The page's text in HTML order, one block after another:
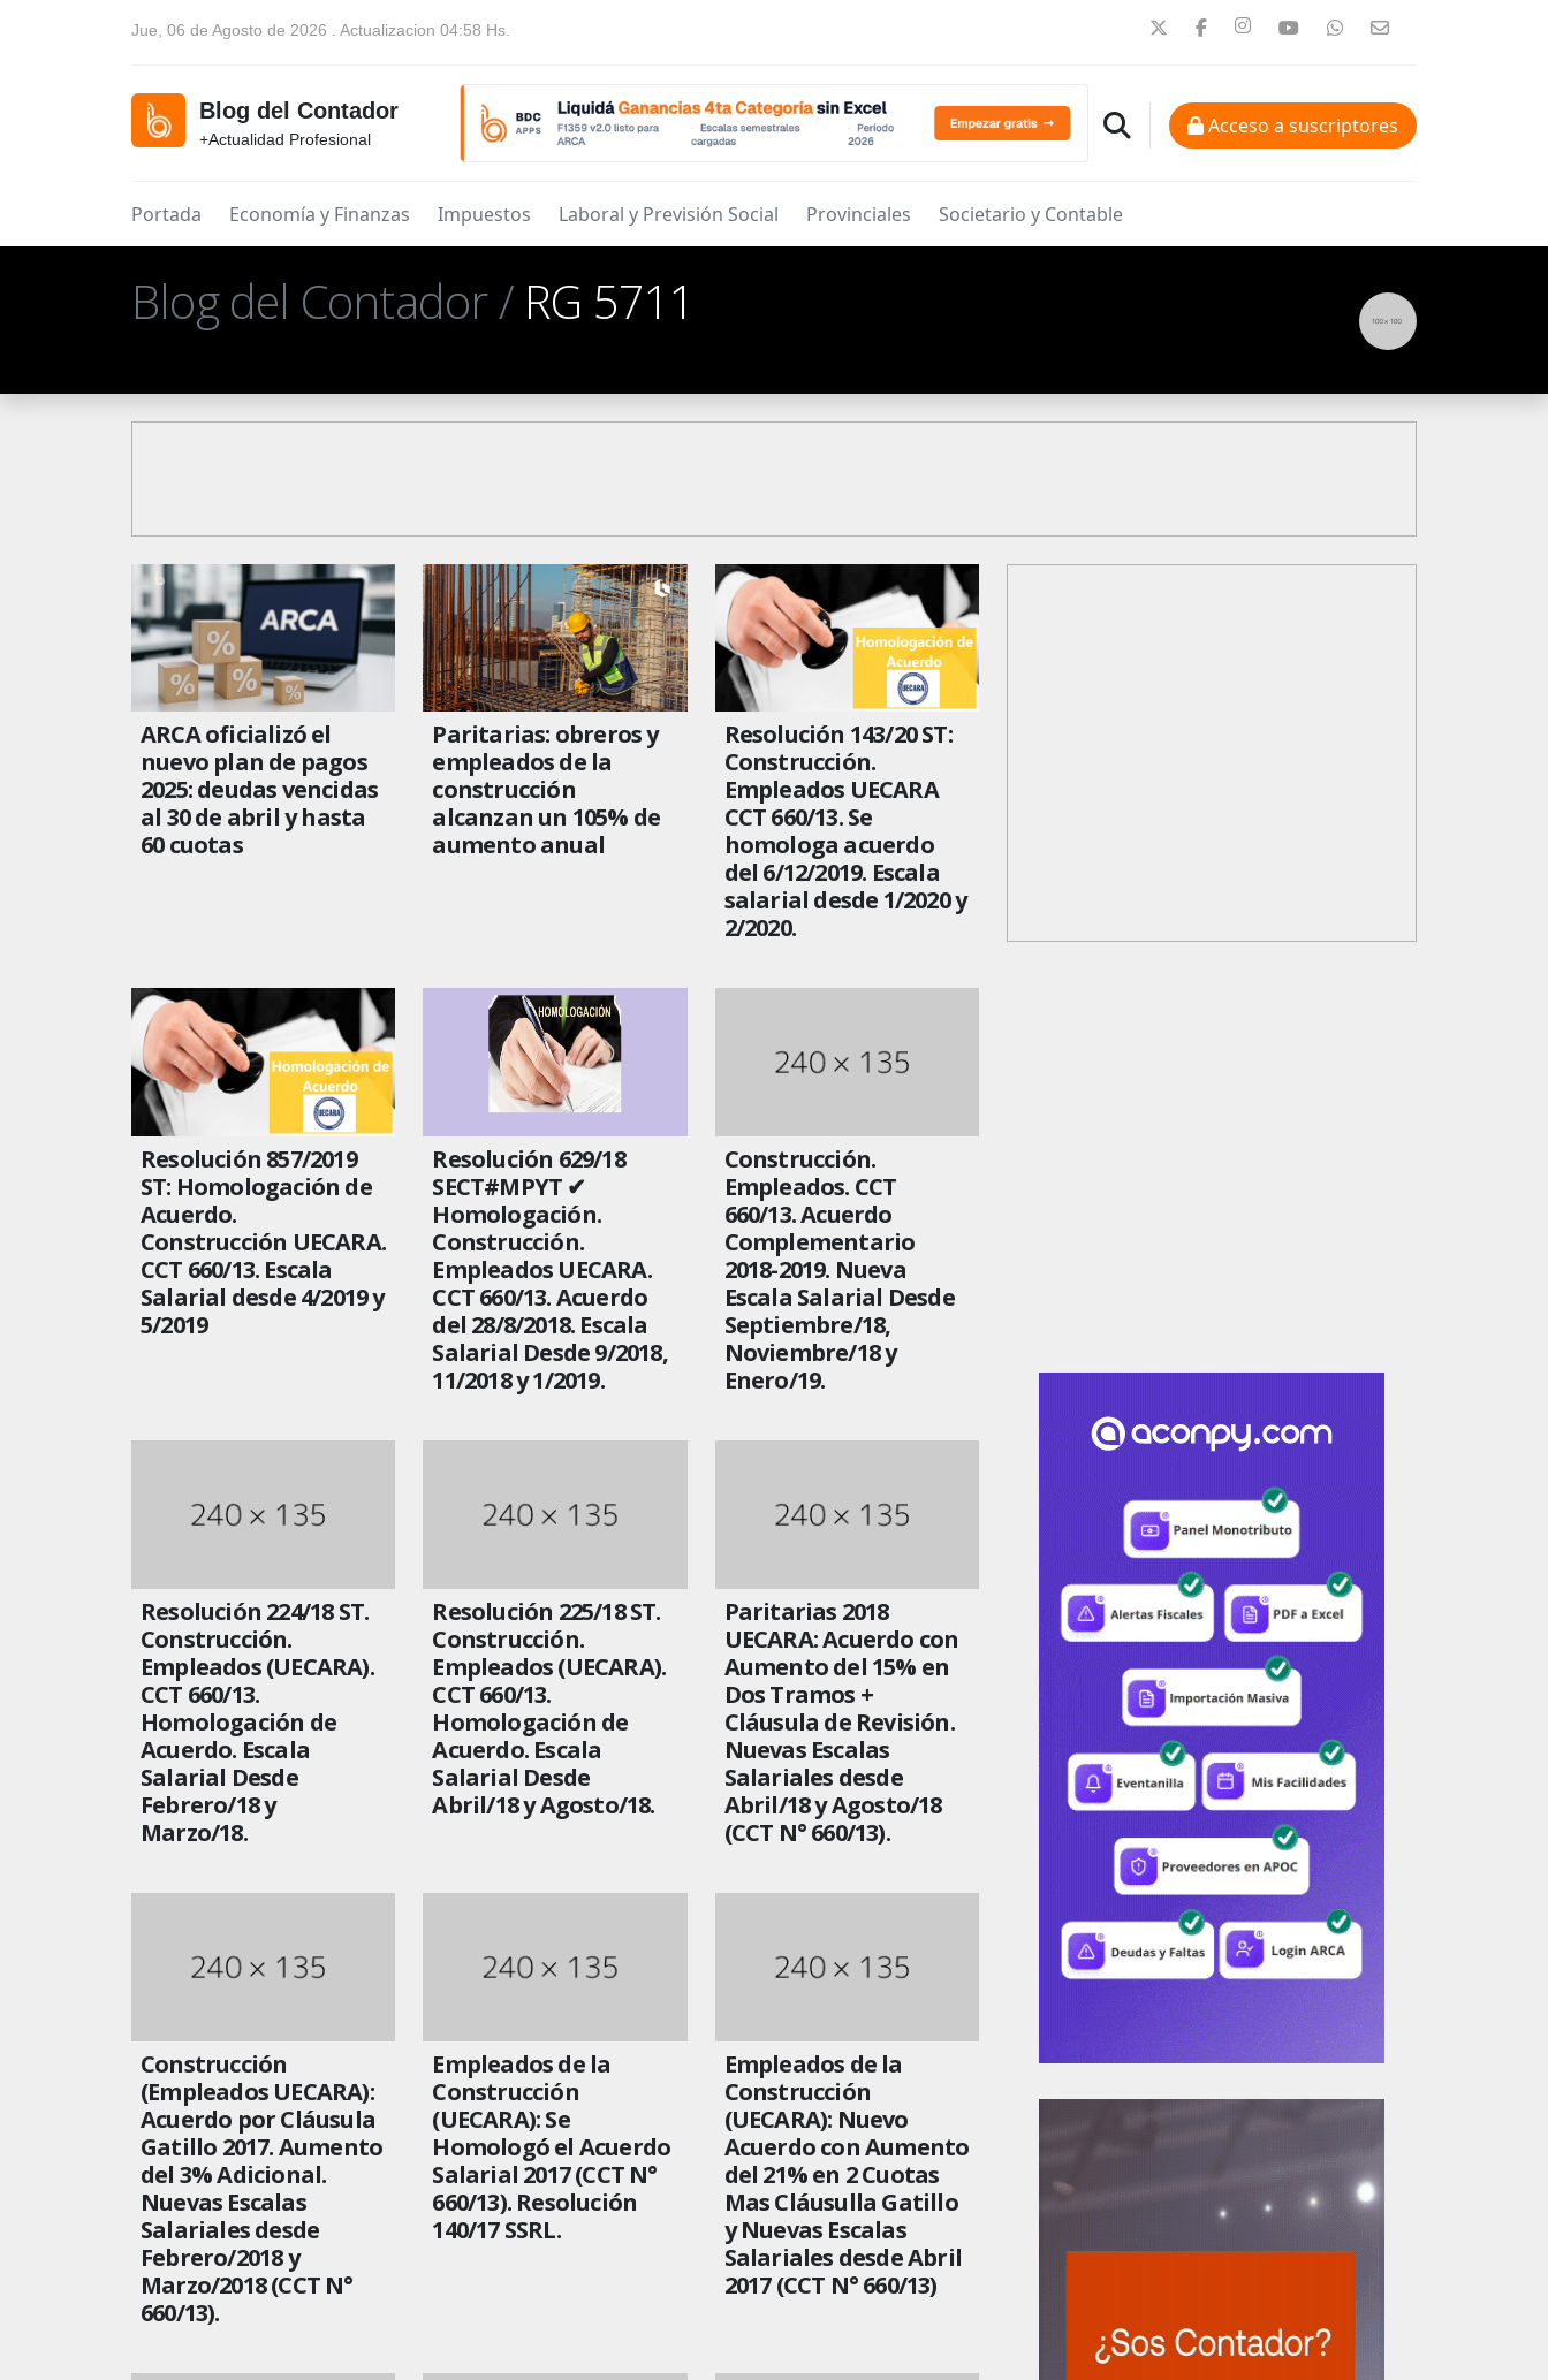
Jue, 06 de Agosto de 2026 . Actualizacion 04:58 Hs.
Blog del Contador
+Actualidad Profesional
Acceso a suscriptores
Portada Economía y Finanzas Impuestos Laboral y Previsión Social Provinciales Societario y Contable
Blog del Contador / RG 5711
ARCA oficializó el
nuevo plan de pagos
2025: deudas vencidas
al 30 de abril y hasta
60 cuotas
Paritarias: obreros y
empleados de la
construcción
alcanzan un 105% de
aumento anual
Resolución 143/20 ST:
Construcción.
Empleados UECARA
CCT 660/13. Se
homologa acuerdo
del 6/12/2019. Escala
salarial desde 1/2020 y
2/2020.
Resolución 857/2019
ST: Homologación de
Acuerdo.
Construcción UECARA.
CCT 660/13. Escala
Salarial desde 4/2019 y
5/2019
Resolución 629/18
SECT#MPYT ✔
Homologación.
Construcción.
Empleados UECARA.
CCT 660/13. Acuerdo
del 28/8/2018. Escala
Salarial Desde 9/2018,
11/2018 y 1/2019.
Construcción.
Empleados. CCT
660/13. Acuerdo
Complementario
2018-2019. Nueva
Escala Salarial Desde
Septiembre/18,
Noviembre/18 y
Enero/19.
Resolución 224/18 ST.
Construcción.
Empleados (UECARA).
CCT 660/13.
Homologación de
Acuerdo. Escala
Salarial Desde
Febrero/18 y
Marzo/18.
Resolución 225/18 ST.
Construcción.
Empleados (UECARA).
CCT 660/13.
Homologación de
Acuerdo. Escala
Salarial Desde
Abril/18 y Agosto/18.
Paritarias 2018
UECARA: Acuerdo con
Aumento del 15% en
Dos Tramos +
Cláusula de Revisión.
Nuevas Escalas
Salariales desde
Abril/18 y Agosto/18
(CCT N° 660/13).
Construcción
(Empleados UECARA):
Acuerdo por Cláusula
Gatillo 2017. Aumento
del 3% Adicional.
Nuevas Escalas
Salariales desde
Febrero/2018 y
Marzo/2018 (CCT N°
660/13).
Empleados de la
Construcción
(UECARA): Se
Homologó el Acuerdo
Salarial 2017 (CCT N°
660/13). Resolución
140/17 SSRL.
Empleados de la
Construcción
(UECARA): Nuevo
Acuerdo con Aumento
del 21% en 2 Cuotas
Mas Cláusulla Gatillo
y Nuevas Escalas
Salariales desde Abril
2017 (CCT N° 660/13)